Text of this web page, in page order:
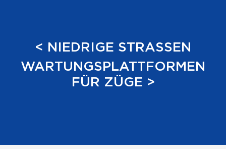
< NIEDRIGE STRASSEN
WARTUNGSPLATTFORMEN
FÜR ZÜGE >